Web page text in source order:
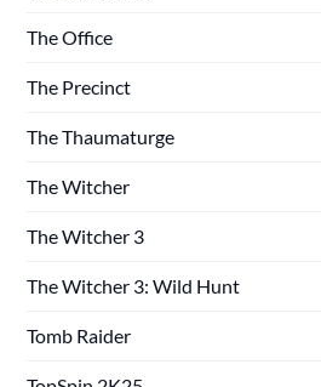
The Office
The Precinct
The Thaumaturge
The Witcher
The Witcher 3
The Witcher 3: Wild Hunt
Tomb Raider